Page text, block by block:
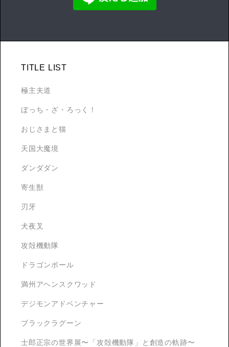
TITLE LIST
極主夫道
ぼっち・ざ・ろっく！
おじさまと猫
天国大魔境
ダンダダン
寄生獣
刃牙
犬夜叉
攻殻機動隊
ドラゴンボール
満州アヘンスクワッド
デジモンアドベンチャー
ブラックラグーン
士郎正宗の世界展〜「攻殻機動隊」と創造の軌跡〜